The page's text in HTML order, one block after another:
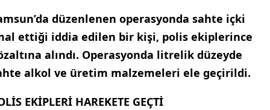
düzenlenen operasyonda sahte içki
ettiği iddia edilen bir kişi, polis ekiplerince
alındı. Operasyonda litrelik düzeyde
alkol ve üretim malzemeleri ele geçirildi.
EKİPLERİ HAREKETE GEÇTİ